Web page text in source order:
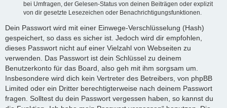
bei Umfragen, der Gelesen-Status von deinen Beiträgen oder explizit
von dir gesetzte Lesezeichen oder Benachrichtigungsfunktionen.
Dein Passwort wird mit einer Einwege-Verschlüsselung (Hash)
gespeichert, so dass es sicher ist. Jedoch wird dir empfohlen,
dieses Passwort nicht auf einer Vielzahl von Webseiten zu
verwenden. Das Passwort ist dein Schlüssel zu deinem
Benutzerkonto für das Board, also geh mit ihm sorgsam um.
Insbesondere wird dich kein Vertreter des Betreibers, von phpBB
Limited oder ein Dritter berechtigterweise nach deinem Passwort
fragen. Solltest du dein Passwort vergessen haben, so kannst du